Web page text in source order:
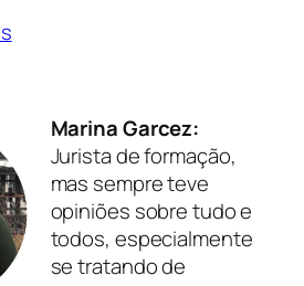
Marina Garcez:
Jurista de formação,
mas sempre teve
opiniões sobre tudo e
todos, especialmente
se tratando de